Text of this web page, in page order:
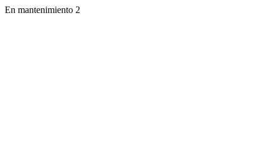
En mantenimiento 2